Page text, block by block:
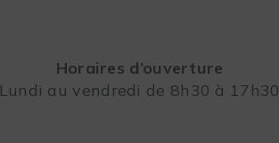
Horaires d’ouverture
Lundi au vendredi de 8h30 à 17h30